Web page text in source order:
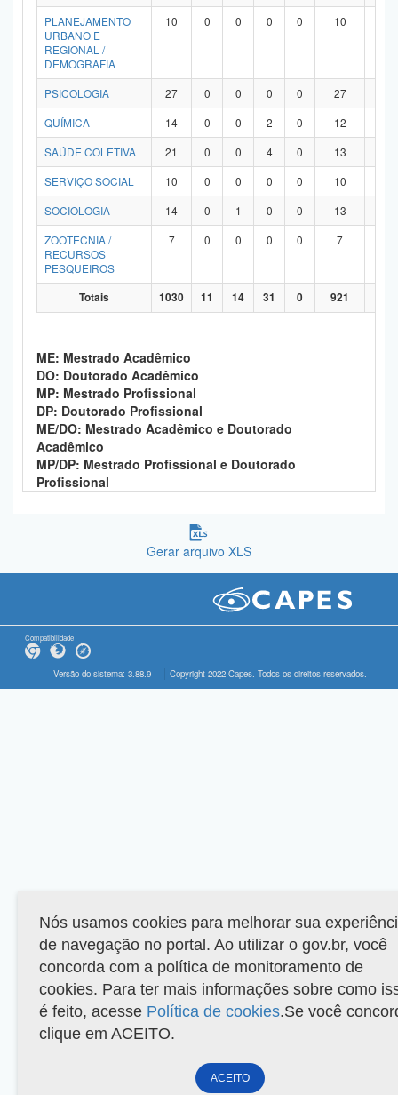
PLANEJAMENTO
URBANO E
REGIONAL /
DEMOGRAFIA
10 0 0 0 0 10
PSICOLOGIA 27 0 0 0 0 27
QUÍMICA
14 0 0 2 0 12
SAÚDE COLETIVA
21 0 0 4 0 13
SERVIÇO SOCIAL
10 0 0 0 0 10
SOCIOLOGIA
14 0 1 0 0 13
ZOOTECNIA /
RECURSOS
PESQUEIROS
7 0 0 0 0 7
Totais 1030 11 14 31 0 921
ME: Mestrado Acadêmico
DO: Doutorado Acadêmico
MP: Mestrado Profissional
DP: Doutorado Profissional
ME/DO: Mestrado Acadêmico e Doutorado
Acadêmico
MP/DP: Mestrado Profissional e Doutorado
Profissional
Gerar arquivo XLS
Compatibilidade
Versão do sistema: 3.88.9 Copyright 2022 Capes. Todos os direitos reservados.
Nós usamos cookies para melhorar sua
de navegação no portal. Ao utilizar o gov.br, você
concorda com a política de monitoramento de
cookies. Para ter mais informações sobre como
é feito, acesse Política de cookies.Se você
clique em ACEITO.
ACEITO